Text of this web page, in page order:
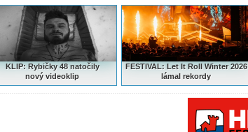
KLIP: Rybičky 48 natočily
nový videoklip
FESTIVAL: Let It Roll Winter 2026
lámal rekordy